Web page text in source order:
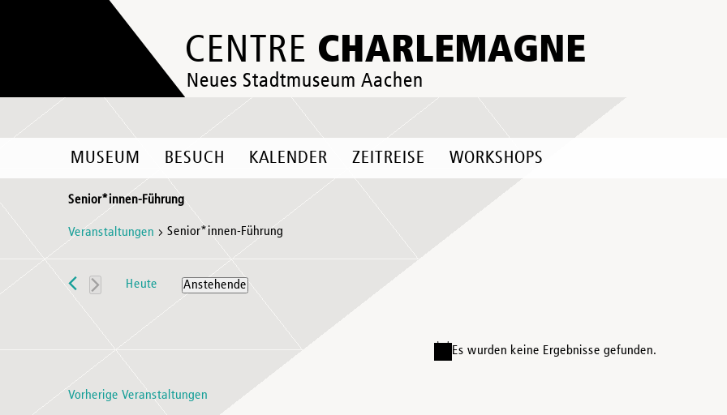
CENTRE CHARLEMAGNE
Neues Stadtmuseum Aachen
MUSEUM BESUCH KALENDER ZEITREISE WORKSHOPS
Senior*innen-Führung
Veranstaltungen Senior*innen-Führung
Veranstaltungen
Hinweis
Es wurden keine Ergebnisse gefunden.
Heute
Anstehende
Vorherige Veranstaltungen